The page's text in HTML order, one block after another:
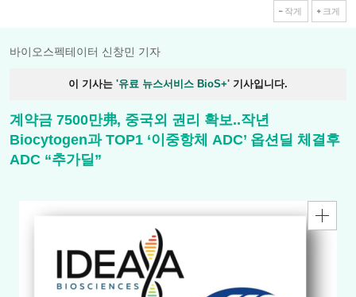
작게 크게
바이오스펙테이터 신창민 기자
이 기사는 '유료 뉴스서비스 BioS+' 기사입니다.
계약금 7500만弗, 중국외 권리 확보..작년
Biocytogen과 TOP1 ‘이중항체 ADC’ 옵션딜 체결후
ADC “추가딜”